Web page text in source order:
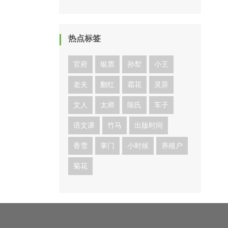
热点标签
官府 银票 孙犁 小王
老夫 翻红 霜花 灵异
文人 太师 陈氏 车子
语文课 竹马 出版时间
香雪 掌门 小时候 养殖户
菊花